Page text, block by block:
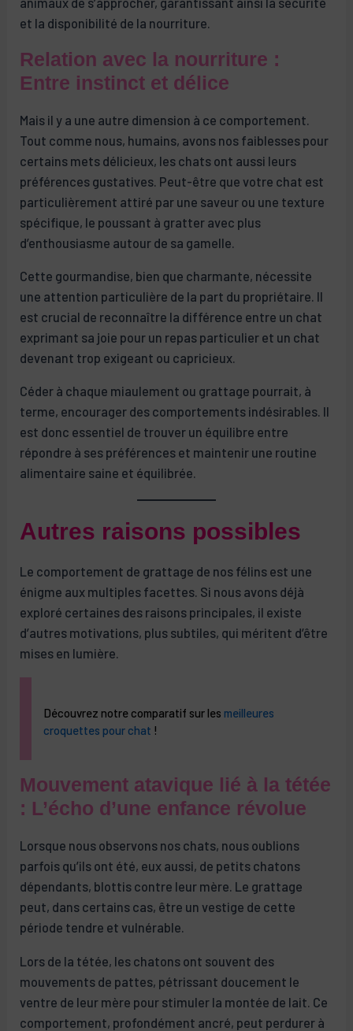
et la disponibilité de la nourriture.
Relation avec la nourriture :
Entre instinct et délice
Mais il y a une autre dimension à ce comportement.
Tout comme nous, humains, avons nos faiblesses pour
certains mets délicieux, les chats ont aussi leurs
préférences gustatives. Peut-être que votre chat est
particulièrement attiré par une saveur ou une texture
spécifique, le poussant à gratter avec plus
d’enthousiasme autour de sa gamelle.
Cette gourmandise, bien que charmante, nécessite
une attention particulière de la part du propriétaire. Il
est crucial de reconnaître la différence entre un chat
exprimant sa joie pour un repas particulier et un chat
devenant trop exigeant ou capricieux.
Céder à chaque miaulement ou grattage pourrait, à
terme, encourager des comportements indésirables. Il
est donc essentiel de trouver un équilibre entre
répondre à ses préférences et maintenir une routine
alimentaire saine et équilibrée.
Autres raisons possibles
Le comportement de grattage de nos félins est une
énigme aux multiples facettes. Si nous avons déjà
exploré certaines des raisons principales, il existe
d’autres motivations, plus subtiles, qui méritent d’être
mises en lumière.
Découvrez notre comparatif sur lesmeilleures
croquettes pour chat !
Mouvement atavique lié à la tétée
: L’écho d’une enfance révolue
Lorsque nous observons nos chats, nous oublions
parfois qu’ils ont été, eux aussi, de petits chatons
dépendants, blottis contre leur mère. Le grattage
peut, dans certains cas, être un vestige de cette
période tendre et vulnérable.
Lors de la tétée, les chatons ont souvent des
mouvements de pattes, pétrissant doucement le
ventre de leur mère pour stimuler la montée de lait. Ce
comportement, profondément ancré, peut perdurer à